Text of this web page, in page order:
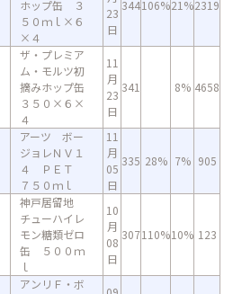
ホップ缶 ３
５０ｍｌ×６
×４
23
日
344106%21%2319
ザ・プレミア
ム・モルツ初
摘みホップ缶
３５０×６×
４
11
月
23
日
341 8% 4658
アーツ ボー
ジョレＮＶ１
４ ＰＥＴ
７５０ｍｌ
11
月
05
日
335 28% 7% 905
神戸居留地
チューハイレ
モン糖類ゼロ
缶 ５００ｍ
ｌ
10
月
08
日
307110%10% 123
アンリＦ・ボ